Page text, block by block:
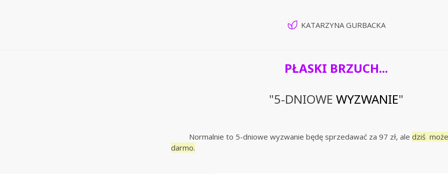
KATARZYNA GURBACKA
PŁASKI BRZUCH...
"5-DNIOWE WYZWANIE"
Normalnie to 5-dniowe wyzwanie będę sprzedawać za 97 zł, ale dziś
darmo.